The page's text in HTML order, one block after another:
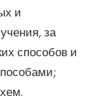
и
за
способов и